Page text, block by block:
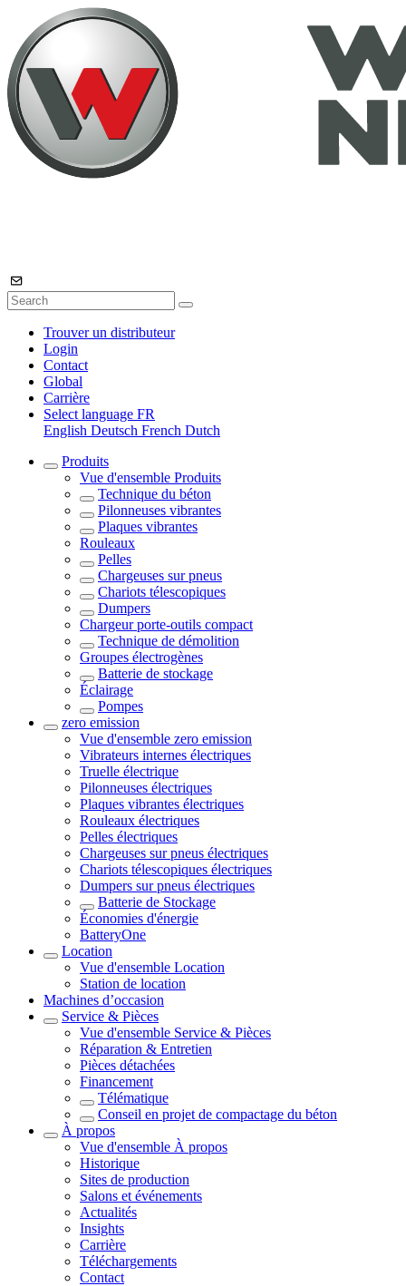
Trouver un distributeur
Login
Contact
Global
Carrière
Select language FR
English Deutsch French Dutch
Produits
Vue d'ensemble Produits
Technique du béton
Pilonneuses vibrantes
Plaques vibrantes
Rouleaux
Pelles
Chargeuses sur pneus
Chariots télescopiques
Dumpers
Chargeur porte-outils compact
Technique de démolition
Groupes électrogènes
Batterie de stockage
Éclairage
Pompes
zero emission
Vue d'ensemble zero emission
Vibrateurs internes électriques
Truelle électrique
Pilonneuses électriques
Plaques vibrantes électriques
Rouleaux électriques
Pelles électriques
Chargeuses sur pneus électriques
Chariots télescopiques électriques
Dumpers sur pneus électriques
Batterie de Stockage
Économies d'énergie
BatteryOne
Location
Vue d'ensemble Location
Station de location
Machines d’occasion
Service & Pièces
Vue d'ensemble Service & Pièces
Réparation & Entretien
Pièces détachées
Financement
Télématique
Conseil en projet de compactage du béton
À propos
Vue d'ensemble À propos
Historique
Sites de production
Salons et événements
Actualités
Insights
Carrière
Téléchargements
Contact